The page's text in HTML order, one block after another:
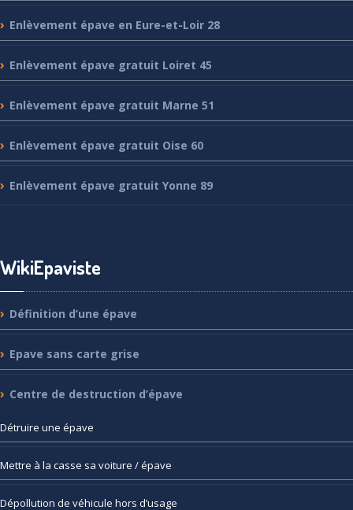
Enlèvement épave en Eure-et-Loir 28
Enlèvement épave gratuit Loiret 45
Enlèvement épave gratuit Marne 51
Enlèvement épave gratuit Oise 60
Enlèvement épave gratuit Yonne 89
WikiEpaviste
Définition d’une épave
Epave sans carte grise
Centre de destruction d’épave
Détruire une épave
Mettre à la casse sa voiture / épave
Dépollution de véhicule hors d’usage